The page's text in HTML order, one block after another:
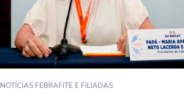
NOTÍCIAS FEBRAFITE E FILIADAS